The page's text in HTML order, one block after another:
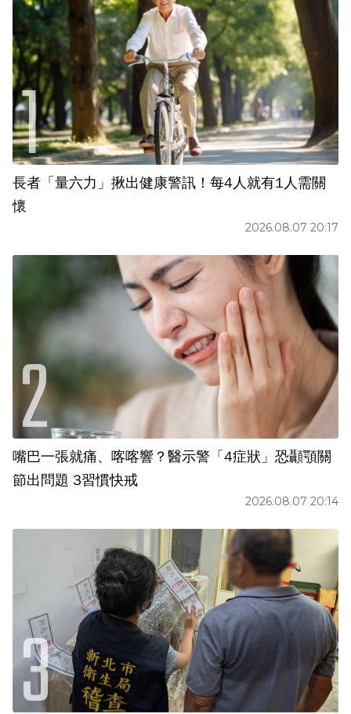
長者「量六力」揪出健康警訊！每4人就有1人需關
懷
2026.08.07 20:17
嘴巴一張就痛、喀喀響？醫示警「4症狀」恐顳顎關
節出問題 3習慣快戒
2026.08.07 20:14